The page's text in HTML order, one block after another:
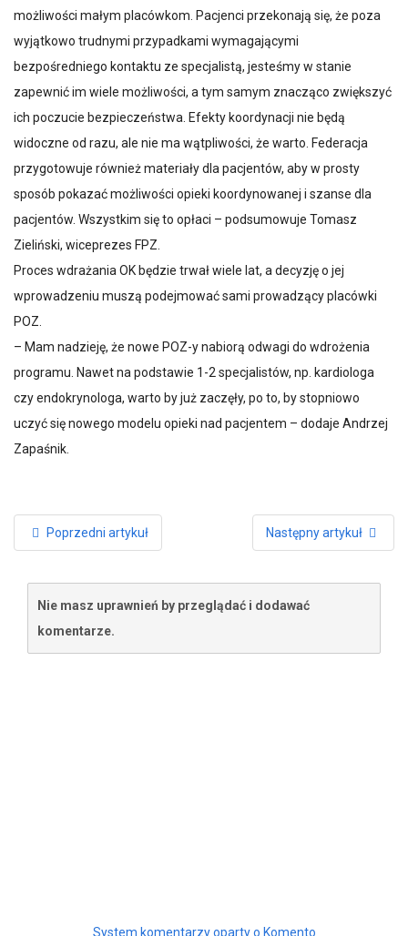
możliwości małym placówkom. Pacjenci przekonają się, że poza
wyjątkowo trudnymi przypadkami wymagającymi
bezpośredniego kontaktu ze specjalistą, jesteśmy w stanie
zapewnić im wiele możliwości, a tym samym znacząco zwiększyć
ich poczucie bezpieczeństwa. Efekty koordynacji nie będą
widoczne od razu, ale nie ma wątpliwości, że warto. Federacja
przygotowuje również materiały dla pacjentów, aby w prosty
sposób pokazać możliwości opieki koordynowanej i szanse dla
pacjentów. Wszystkim się to opłaci – podsumowuje Tomasz
Zieliński, wiceprezes FPZ.
Proces wdrażania OK będzie trwał wiele lat, a decyzję o jej
wprowadzeniu muszą podejmować sami prowadzący placówki
POZ.
– Mam nadzieję, że nowe POZ-y nabiorą odwagi do wdrożenia
programu. Nawet na podstawie 1-2 specjalistów, np. kardiologa
czy endokrynologa, warto by już zaczęły, po to, by stopniowo
uczyć się nowego modelu opieki nad pacjentem – dodaje Andrzej
Zapaśnik.
Poprzedni artykuł Następny artykuł
Nie masz uprawnień by przeglądać i dodawać
komentarze.
System komentarzy oparty o Komento